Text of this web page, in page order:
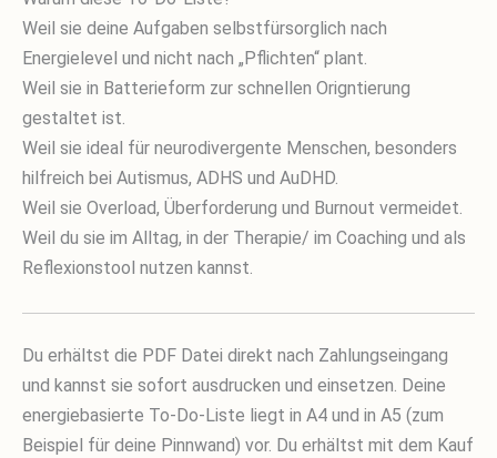
Weil sie deine Aufgaben selbstfürsorglich nach
Energielevel und nicht nach „Pflichten“ plant.
Weil sie in Batterieform zur schnellen Origntierung
gestaltet ist.
Weil sie ideal für neurodivergente Menschen, besonders
hilfreich bei Autismus, ADHS und AuDHD.
Weil sie Overload, Überforderung und Burnout vermeidet.
Weil du sie im Alltag, in der Therapie/ im Coaching und als
Reflexionstool nutzen kannst.
Du erhältst die PDF Datei direkt nach Zahlungseingang
und kannst sie sofort ausdrucken und einsetzen. Deine
energiebasierte To-Do-Liste liegt in A4 und in A5 (zum
Beispiel für deine Pinnwand) vor. Du erhältst mit dem Kauf